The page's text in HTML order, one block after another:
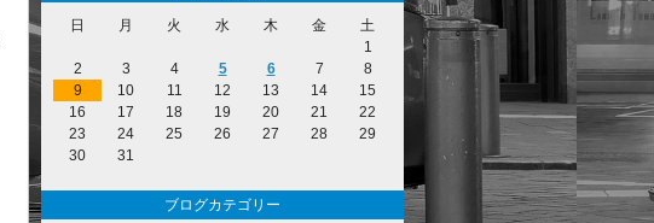
日 月 火 水 木 金
土
1
2
3 4 5 6 7
8
9
10 11 12 13 14
15
16
17 18 19 20 21
22
23
24 25 26 27 28
29
30
31
ブログカテゴリー